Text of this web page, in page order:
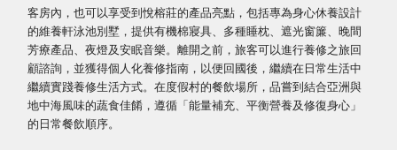
客房內，也可以享受到悅榕莊的產品亮點，包括專為身心休養設計
的維養軒泳池別墅，提供有機棉寢具、多種睡枕、遮光窗簾、晚間
芳療產品、夜燈及安眠音樂。離開之前，旅客可以進行養修之旅回
顧諮詢，並獲得個人化養修指南，以便回國後，繼續在日常生活中
繼續實踐養修生活方式。在度假村的餐飲場所，品嘗到結合亞洲與
地中海風味的蔬食佳餚，遵循「能量補充、平衡營養及修復身心」
的日常餐飲順序。